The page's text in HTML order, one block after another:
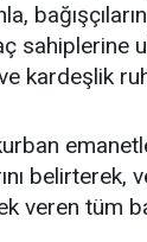
sahiplerine
kardeşlik
belirterek,
veren tüm